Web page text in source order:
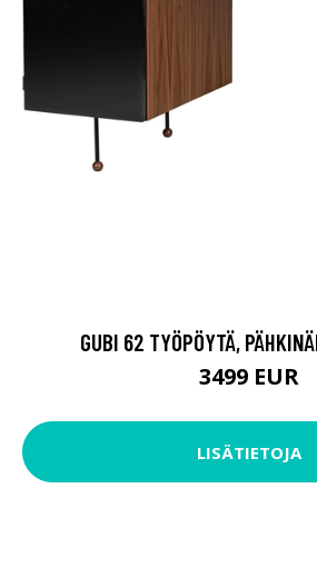
GUBI 62 TYÖPÖYTÄ,
3499 EUR
LISÄTIETOJA